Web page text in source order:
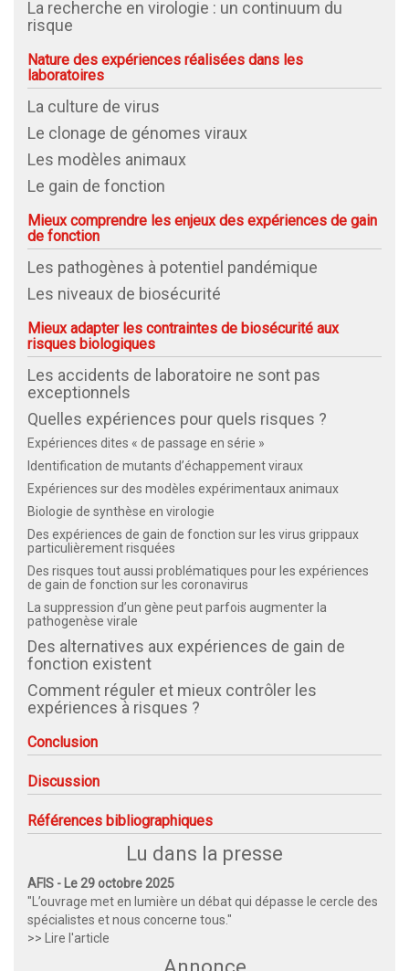
La recherche en virologie : un continuum du
risque
Nature des expériences réalisées dans les
laboratoires
La culture de virus
Le clonage de génomes viraux
Les modèles animaux
Le gain de fonction
Mieux comprendre les enjeux des expériences de gain
de fonction
Les pathogènes à potentiel pandémique
Les niveaux de biosécurité
Mieux adapter les contraintes de biosécurité aux
risques biologiques
Les accidents de laboratoire ne sont pas
exceptionnels
Quelles expériences pour quels risques ?
Expériences dites « de passage en série »
Identification de mutants d’échappement viraux
Expériences sur des modèles expérimentaux animaux
Biologie de synthèse en virologie
Des expériences de gain de fonction sur les virus grippaux
particulièrement risquées
Des risques tout aussi problématiques pour les expériences
de gain de fonction sur les coronavirus
La suppression d’un gène peut parfois augmenter la
pathogenèse virale
Des alternatives aux expériences de gain de
fonction existent
Comment réguler et mieux contrôler les
expériences à risques ?
Conclusion
Discussion
Références bibliographiques
Lu dans la presse
AFIS - Le 29 octobre 2025
"L’ouvrage met en lumière un débat qui dépasse le cercle des
spécialistes et nous concerne tous."
>> Lire l'article